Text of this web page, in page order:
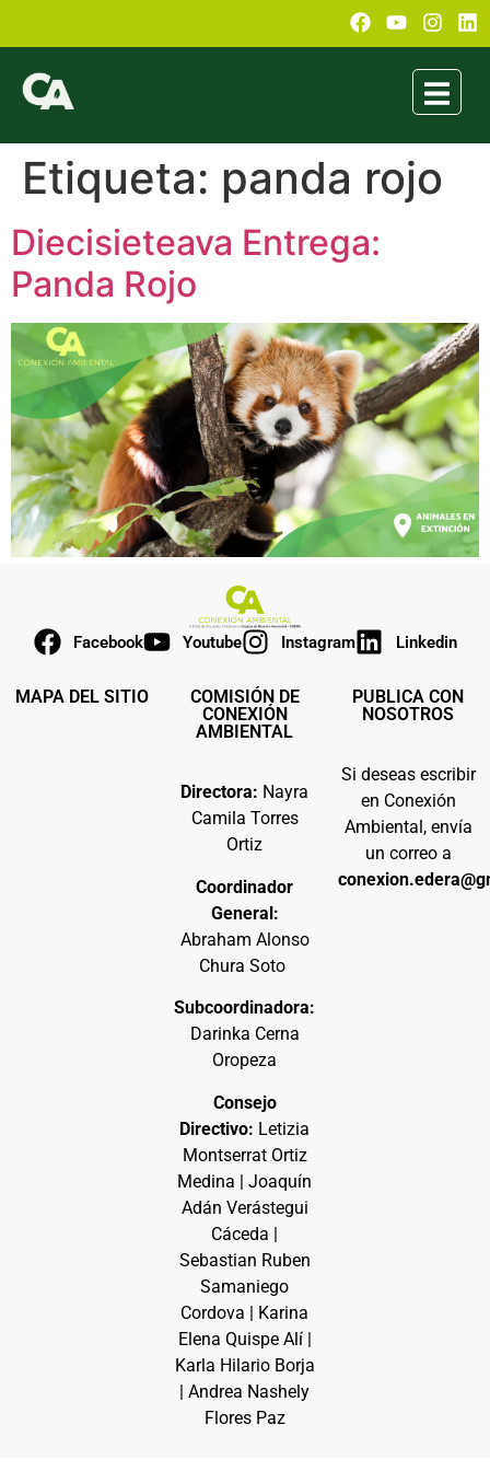
Etiqueta: panda rojo
Diecisieteava Entrega:
Panda Rojo
Facebook Youtube Instagram Linkedin
MAPA DEL SITIO
COMISIÓN DE
CONEXIÓN
AMBIENTAL
Directora: Nayra
Camila Torres
Ortiz
Coordinador
General:
Abraham Alonso
Chura Soto
Subcoordinadora:
Darinka Cerna
Oropeza
Consejo
Directivo: Letizia
Montserrat Ortiz
Medina | Joaquín
Adán Verástegui
Cáceda |
Sebastian Ruben
Samaniego
Cordova | Karina
Elena Quispe Alí |
Karla Hilario Borja
| Andrea Nashely
Flores Paz
PUBLICA CON
NOSOTROS
Si deseas escribir
en Conexión
Ambiental, envía
un correo a